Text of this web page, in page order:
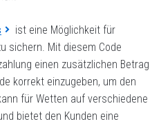
ist eine Möglichkeit für
sichern. Mit diesem Code
einen zusätzlichen Betrag
korrekt einzugeben, um den
für Wetten auf verschiedene
bietet den Kunden eine